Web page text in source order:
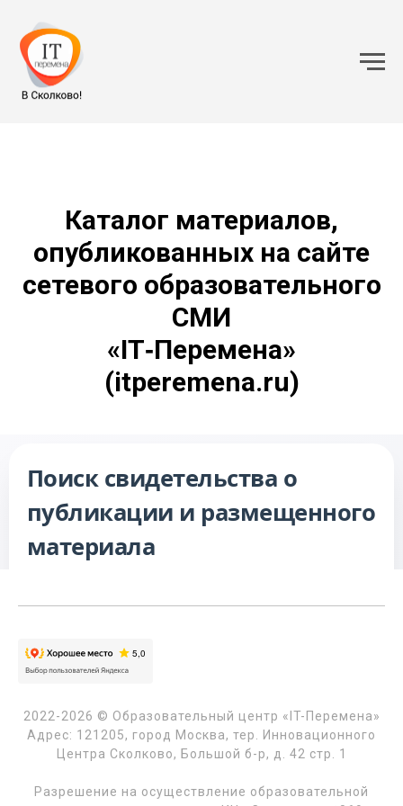
Каталог материалов,
опубликованных на сайте
сетевого образовательного
СМИ
«IT‑Перемена»
(itperemena.ru)
2022-2026 © Образовательный центр «IT-Перемена»
Адрес: 121205, город Москва, тер. Инновационного
Центра Сколково, Большой б-р, д. 42 стр. 1
Разрешение на осуществление образовательной